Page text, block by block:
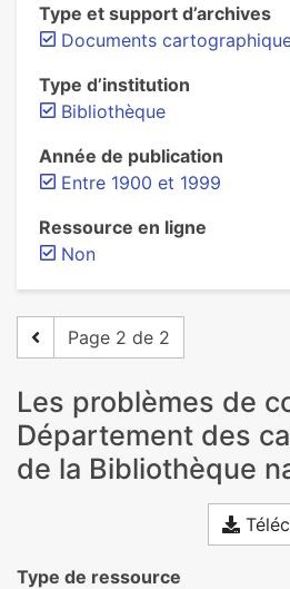
Type et support d’archives
Documents
Type d’institution
Bibliothèque
Année de publication
Entre 1900 et 1999
Ressource en ligne
Non
Page 2 de 2
Les problèmes de
Département des
de la Bibliothèque
Type de ressource